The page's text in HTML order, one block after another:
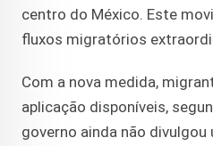
centro do México. Este
fluxos migratórios
Com a nova medida,
aplicação disponíveis,
governo ainda não